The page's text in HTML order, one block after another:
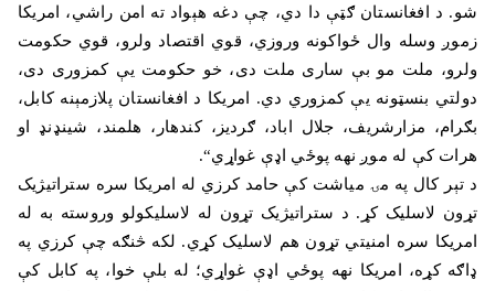
شو. د افغانستان ګټې دا دي، چې دغه هېواد ته امن راشي، امریکا
زموږ وسله وال ځواکونه وروزي، قوي اقتصاد ولرو، قوي حکومت
ولرو، ملت مو بې ساری ملت دی، خو حکومت یې کمزوری دی،
دولتي بنسټونه یې کمزوري دي. امریکا د افغانستان پلازمېنه کابل،
بګرام، مزارشریف، جلال اباد، ګردیز، کندهار، هلمند، شینډنډ او
هرات کې له موږ نهه پوځي اډې غواړي“.
د تېر کال په مۍ میاشت کې حامد کرزي له امریکا سره ستراتیژیک
تړون لاسلیک کړ. د ستراتیژیک تړون له لاسلیکولو وروسته به له
امریکا سره امنیتي تړون هم لاسلیک کړي. لکه څنګه چې کرزي په
ډاګه کړه، امریکا نهه پوځي اډې غواړي؛ له بلې خوا، په کابل کې